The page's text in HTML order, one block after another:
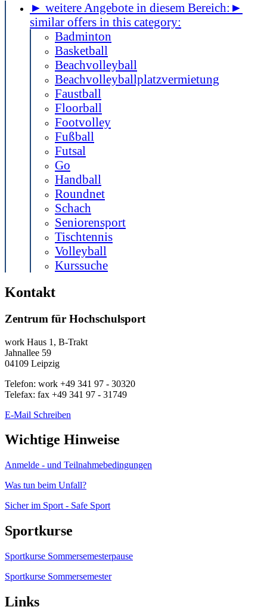
► weitere Angebote in diesem Bereich: ►
similar offers in this category:
Badminton
Basketball
Beachvolleyball
Beachvolleyballplatzvermietung
Faustball
Floorball
Footvolley
Fußball
Futsal
Go
Handball
Roundnet
Schach
Seniorensport
Tischtennis
Volleyball
Kurssuche
Kontakt
Zentrum für Hochschulsport
work Haus 1, B-Trakt
Jahnallee 59
04109 Leipzig
Telefon: work +49 341 97 - 30320
Telefax: fax +49 341 97 - 31749
E-Mail Schreiben
Wichtige Hinweise
Anmelde - und Teilnahmebedingungen
Was tun beim Unfall?
Sicher im Sport - Safe Sport
Sportkurse
Sportkurse Sommersemesterpause
Sportkurse Sommersemester
Links